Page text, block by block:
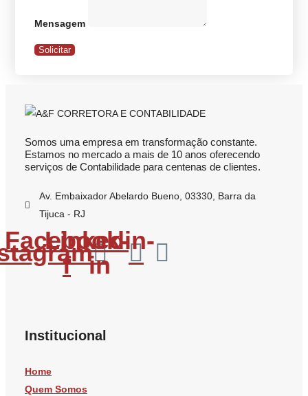
Mensagem
Solicitar
Somos uma empresa em transformação constante.
Estamos no mercado a mais de 10 anos oferecendo
serviços de Contabilidade para centenas de clientes.
Av. Embaixador Abelardo Bueno, 03330, Barra da
Tijuca - RJ
Facebook-
f
Linkedin-
in
Institucional
Home
Quem Somos